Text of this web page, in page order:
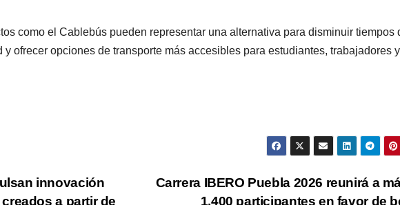
como el Cablebús pueden representar una alternativa para disminuir tiempos
ofrecer opciones de transporte más accesibles para estudiantes, trabajadores y
Carrera IBERO Puebla 2026 reunirá a
1,400 participantes en favor de
innovación
a partir de
Concluye
Capital
sigue
la
Pepe